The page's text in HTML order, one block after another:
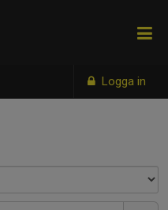
Logga in